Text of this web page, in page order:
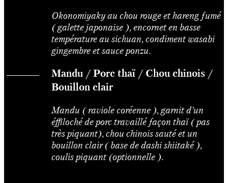
Okonomiyaky au chou rouge et hareng fumé
( galette japonaise ), encornet en basse
température au sichuan, condiment wasabi
gingembre et sauce ponzu.
Mandu / Porc thaï / Chou chinois /
Bouillon clair
Mandu ( raviole coréenne ), garnit d’un
éffiloché de porc travaillé façon thaï ( pas
très piquant), chou chinois sauté et un
bouillon clair ( base de dashi shiitaké ),
coulis piquant (optionnelle ).